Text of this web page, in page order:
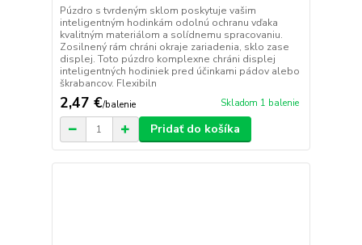
Púzdro s tvrdeným sklom poskytuje vašim
inteligentným hodinkám odolnú ochranu vďaka
kvalitným materiálom a solídnemu spracovaniu.
Zosilnený rám chráni okraje zariadenia, sklo zase
displej. Toto púzdro komplexne chráni displej
inteligentných hodiniek pred účinkami pádov alebo
škrabancov. Flexibiln
2,47 €/balenie Skladom 1 balenie
Pridať do košíka